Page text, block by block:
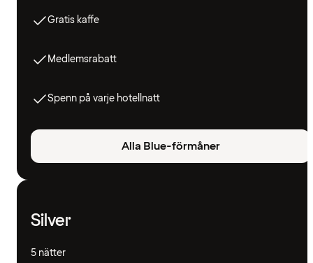
Gratis kaffe
Medlemsrabatt
Spenn på varje hotellnatt
Alla Blue-förmåner
Silver
5 nätter